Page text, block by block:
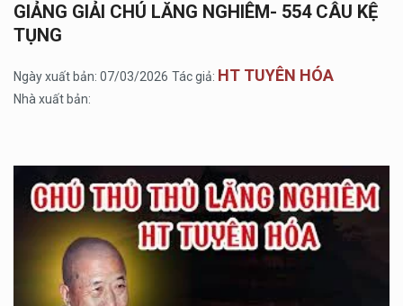
GIẢNG GIẢI CHÚ LĂNG NGHIÊM- 554 CÂU KỆ
TỤNG
Ngày xuất bản: 07/03/2026 Tác giả: HT TUYÊN HÓA
Nhà xuất bản: